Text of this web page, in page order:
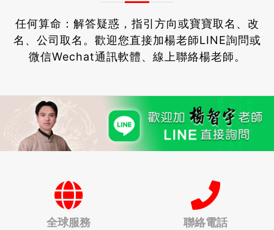
任何算命：解答疑惑，指引方向或寶寶取名、改
名、公司取名。 歡迎您直接加楊老師LINE詢問或
微信Wechat通訊軟體、線上聯絡楊老師。
全球服務 聯絡電話